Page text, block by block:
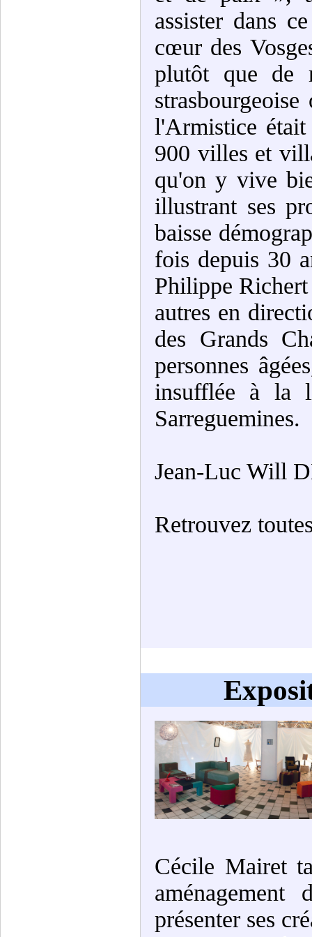
assister dans
cœur des
plutôt que de
l'Armistice
900 villes et
qu'on y vive
illustrant ses
baisse
fois depuis 30
Philippe
autres en
des Grands
personnes
insufflée à la
Sarreguemines.
Jean-Luc Will
Retrouvez
Cécile Mairet
présenter ses